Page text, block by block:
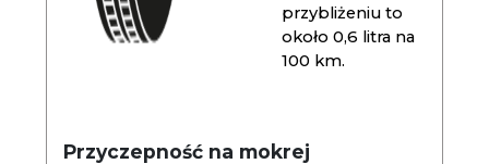
przybliżeniu to
około 0,6 litra na
100 km.
Przyczepność na mokrej